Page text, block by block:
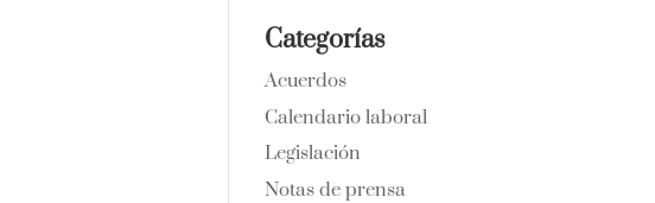
Categorías
Acuerdos
Calendario laboral
Legislación
Notas de prensa